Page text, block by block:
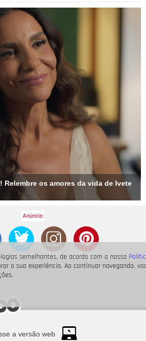
semelhantes, de acordo com a nossa
a sua experiência. Ao continuar navegando,
Relembre os amores da vida de Ivete
a versão web